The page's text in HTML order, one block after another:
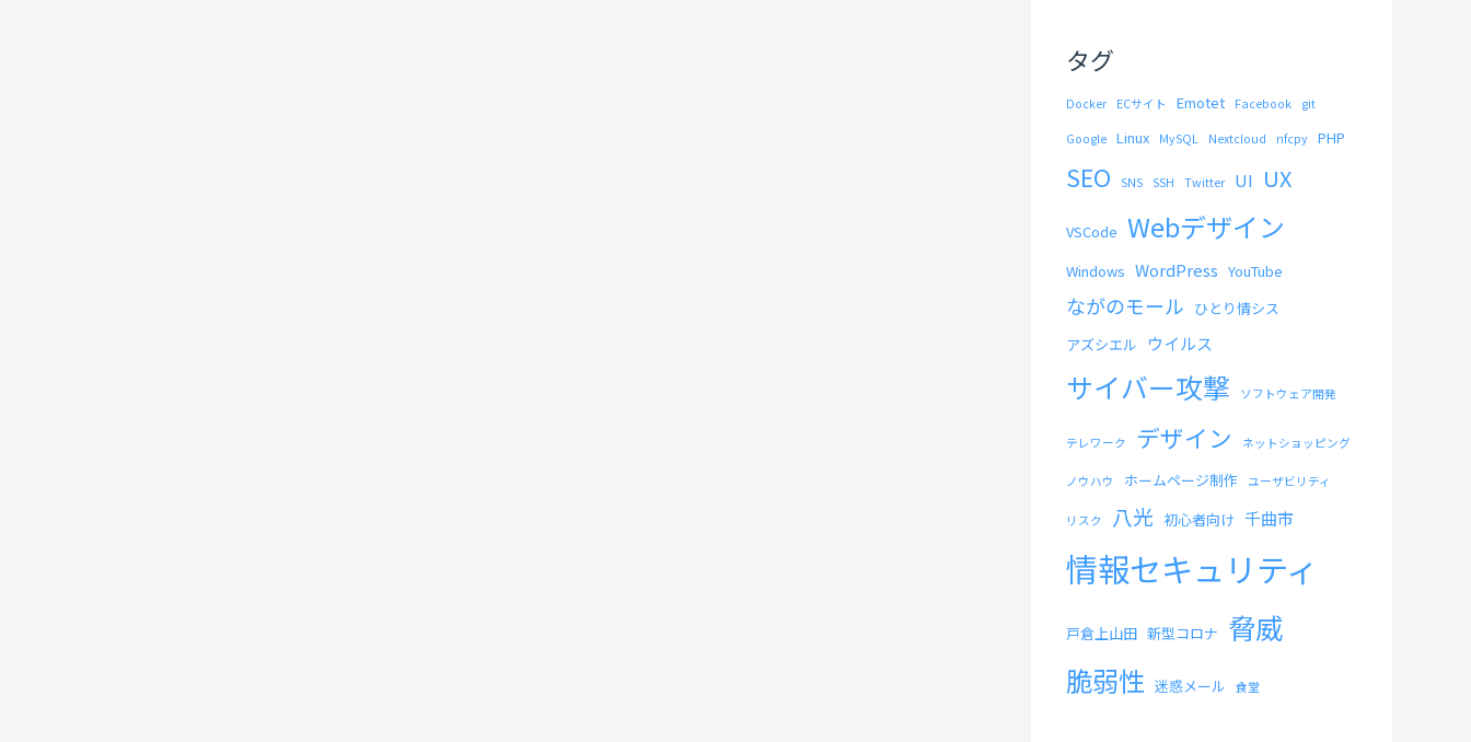
タグ
Docker ECサイト Emotet Facebook git
Google Linux MySQL Nextcloud nfcpy PHP
SEO SNS SSH Twitter UI UX
VSCode Webデザイン
Windows WordPress YouTube
ながのモール ひとり情シス
アズシエル
ウイルス
サイバー攻撃 ソフトウェア開発
テレワーク デザイン ネットショッピング
ノウハウ ホームページ制作 ユーザビリティ
リスク 八光 初心者向け 千曲市
情報セキュリティ
戸倉上山田 新型コロナ 脅威
脆弱性 迷惑メール 食堂